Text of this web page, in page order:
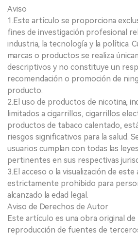
Aviso
1.Este artículo se proporciona
fines de investigación profesional
industria, la tecnología y la política.
marcas o productos se realiza
descriptivos y no constituye un
recomendación o promoción de
producto.
2.El uso de productos de nicotina,
limitados a cigarrillos, cigarrillos
productos de tabaco calentado,
riesgos significativos para la salud.
usuarios cumplan con todas las
pertinentes en sus respectivas
3.El acceso o la visualización de
estrictamente prohibido para
alcanzado la edad legal.
Aviso de Derechos de Autor
Este artículo es una obra original
reproducción de fuentes de